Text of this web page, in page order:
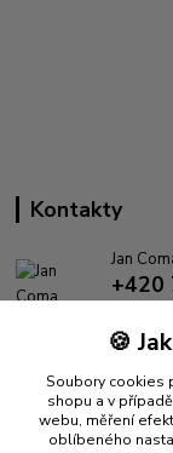
Kontakty
Jan
+420
info@proantik.cz
🍪
Soubory cookies
shopu a v
webu, měření
oblíbeného